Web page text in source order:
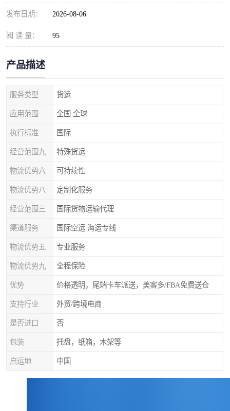
发布日期： 2026-08-06
阅 读 量： 95
产品描述
服务类型 货运
应用范围 全国 全球
执行标准 国际
经营范围九 特殊货运
物流优势六 可持续性
物流优势八 定制化服务
经营范围三 国际货物运输代理
渠道服务 国际空运 海运专线
物流优势五 专业服务
物流优势九 全程保险
优势 价格透明，尾端卡车派送，美客多/FBA免费送仓
支持行业 外贸/跨境电商
是否进口 否
包装 托盘，纸箱，木架等
启运地 中国